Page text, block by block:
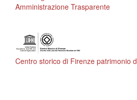
Amministrazione Trasparente
Centro storico di Firenze patrimonio